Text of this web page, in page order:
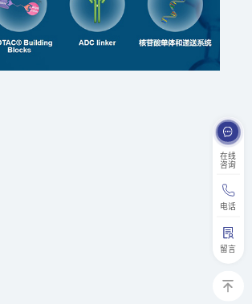
在线
咨询
电话
留言